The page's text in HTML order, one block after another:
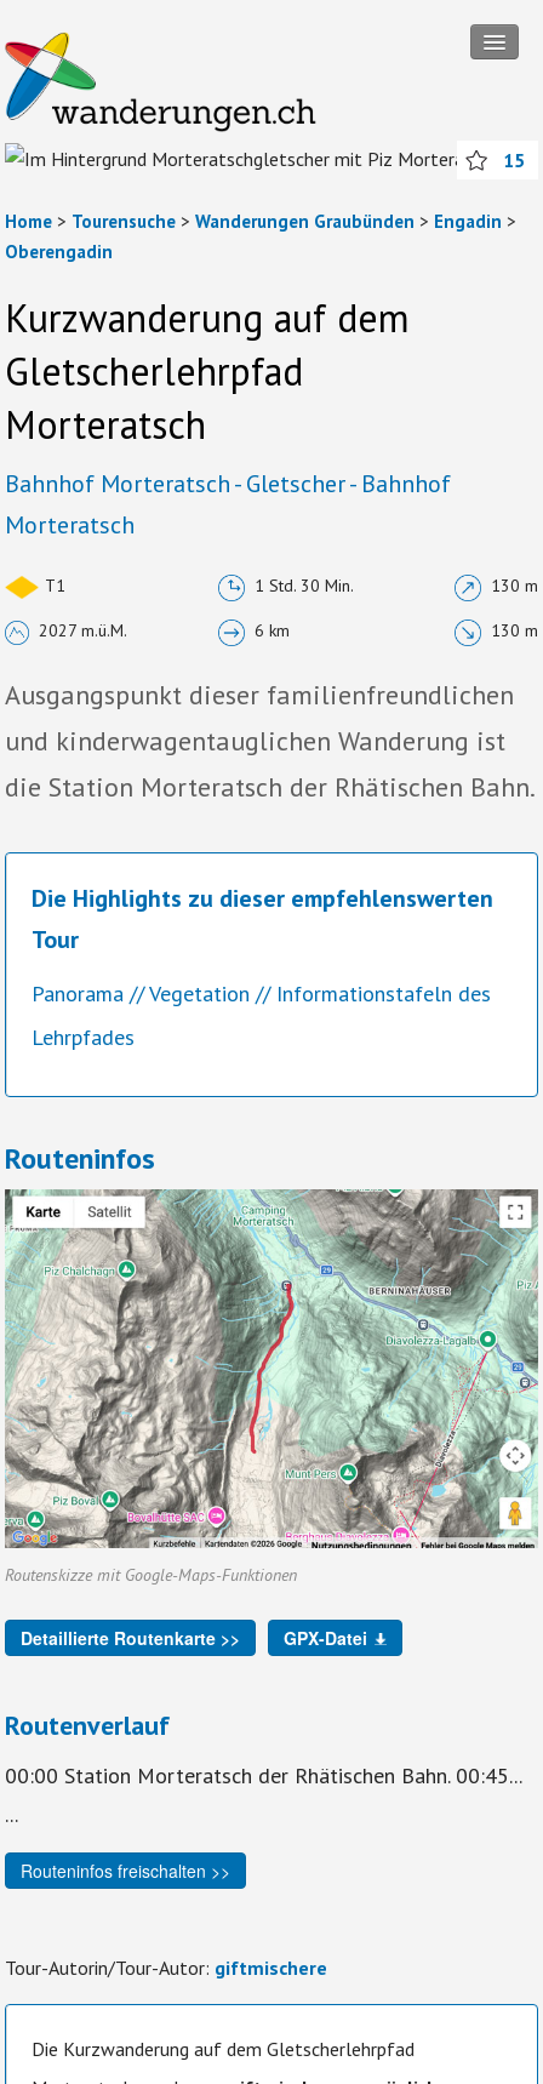
Tourensuche
Touren
Wanderregionen
Rund ums Wandern
Mitmachen
Anmelden
15
Home > Tourensuche > Wanderungen Graubünden > Engadin >
Oberengadin
Kurzwanderung auf dem
Gletscherlehrpfad
Morteratsch
Bahnhof Morteratsch - Gletscher - Bahnhof
Morteratsch
T1 1 Std. 30 Min. 130 m
2027 m.ü.M. 6 km 130 m
Ausgangspunkt dieser familienfreundlichen
und kinderwagentauglichen Wanderung ist
die Station Morteratsch der Rhätischen Bahn.
Die Highlights zu dieser empfehlenswerten
Tour
Panorama // Vegetation // Informationstafeln des
Lehrpfades
Routeninfos
Routenskizze mit Google-Maps-Funktionen
Detaillierte Routenkarte >> GPX-Datei
Routenverlauf
00:00 Station Morteratsch der Rhätischen Bahn. 00:45...
...
Routeninfos freischalten >>
Tour-Autorin/Tour-Autor: giftmischere
Die Kurzwanderung auf dem Gletscherlehrpfad